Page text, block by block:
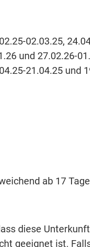
02.03.25,
und 27.02.26-
21.04.25 und
ab 17
diese
geeignet ist.